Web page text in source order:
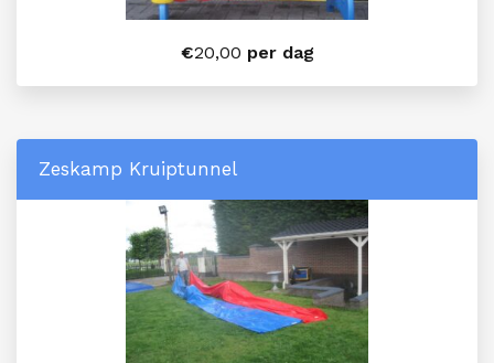
€20,00 per dag
Zeskamp Kruiptunnel